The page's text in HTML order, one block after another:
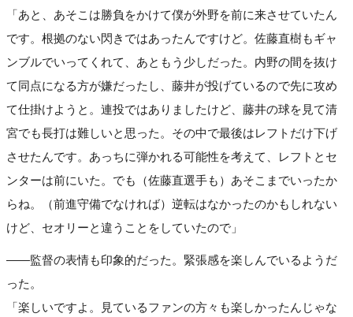
「あと、あそこは勝負をかけて僕が外野を前に来させていたん
です。根拠のない閃きではあったんですけど。佐藤直樹もギャ
ンブルでいってくれて、あともう少しだった。内野の間を抜け
て同点になる方が嫌だったし、藤井が投げているので先に攻め
て仕掛けようと。連投ではありましたけど、藤井の球を見て清
宮でも長打は難しいと思った。その中で最後はレフトだけ下げ
させたんです。あっちに弾かれる可能性を考えて、レフトとセ
ンターは前にいた。でも（佐藤直選手も）あそこまでいったか
らね。（前進守備でなければ）逆転はなかったのかもしれない
けど、セオリーと違うことをしていたので」
――監督の表情も印象的だった。緊張感を楽しんでいるようだ
った。
「楽しいですよ。見ているファンの方々も楽しかったんじゃな